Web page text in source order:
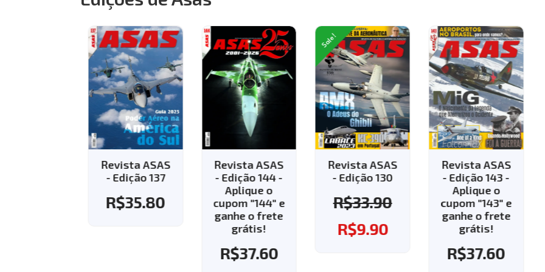
Revista ASAS
- Edição 137
R$35.80
Revista ASAS
- Edição 144 -
Aplique o
cupom "144" e
ganhe o frete
grátis!
R$37.60
Sale!
Revista ASAS
- Edição 130
R$33.90
R$9.90
Revista ASAS
- Edição 143 -
Aplique o
cupom "143" e
ganhe o frete
grátis!
R$37.60